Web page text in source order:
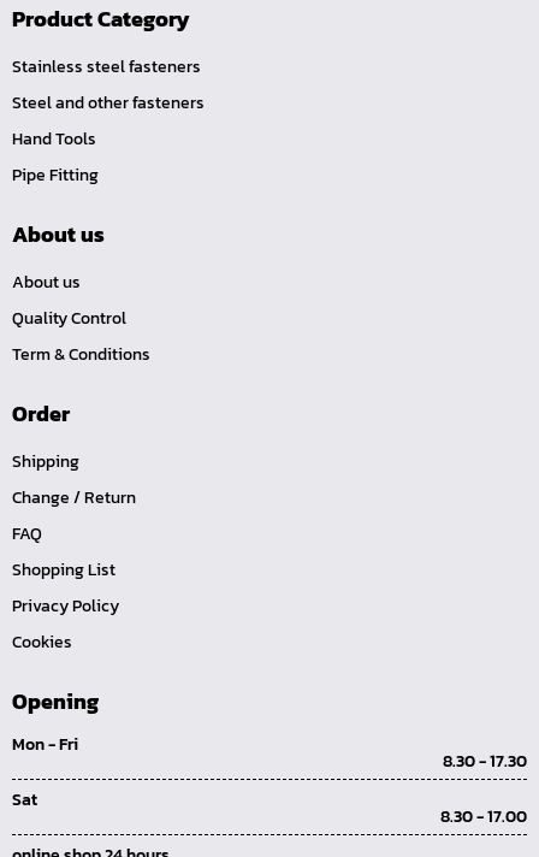
หน้าแปลนเชื่อมเหล็กบอด JEF 150P RF
หน้าแปลนเชื่อมเหล็ก JEF 150P RF ชุบกัลวาไนซ์
หน้าแปลนเชื่อมเหล็ก JEF PN16 RF
หน้าแปลนเชื่อมเหล็ก JEF 300P RF
ประแจตะขอ
คีมล๊อค
คีมหนีบ-ถ่างแหวน
คีมปากแหลม
คีมปากเฉียง
คีมคอม้า
บ๊อกซ์เดือยโผล่ Z-Series หกเหลี่ยม,ท๊อกซ์ ขนาด 1/4",
3/8", 1/2"
ด้ามฟรี, ด้ามบ๊อกซ์ Z-Series ขนาด 1/4", 3/8", 1/2"
ข้อต่อ Z-Series ขนาด 1/4", 3/8", 1/2"
ซ็อกเก็ต Z-Series
ลูกบ๊อกซ์ การบิน
Product Category
Stainless steel fasteners
Steel and other fasteners
Hand Tools
Pipe Fitting
About us
About us
Quality Control
Term & Conditions
Order
Shipping
Change / Return
FAQ
Shopping List
Privacy Policy
Cookies
Opening
Mon - Fri
8.30 - 17.30
Sat
8.30 - 17.00